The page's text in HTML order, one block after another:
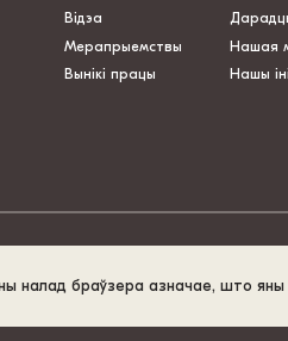
налад браўзера азначае, што
Відэа
Мерапрыемствы
Вынікі працы
Нашая
Нашы